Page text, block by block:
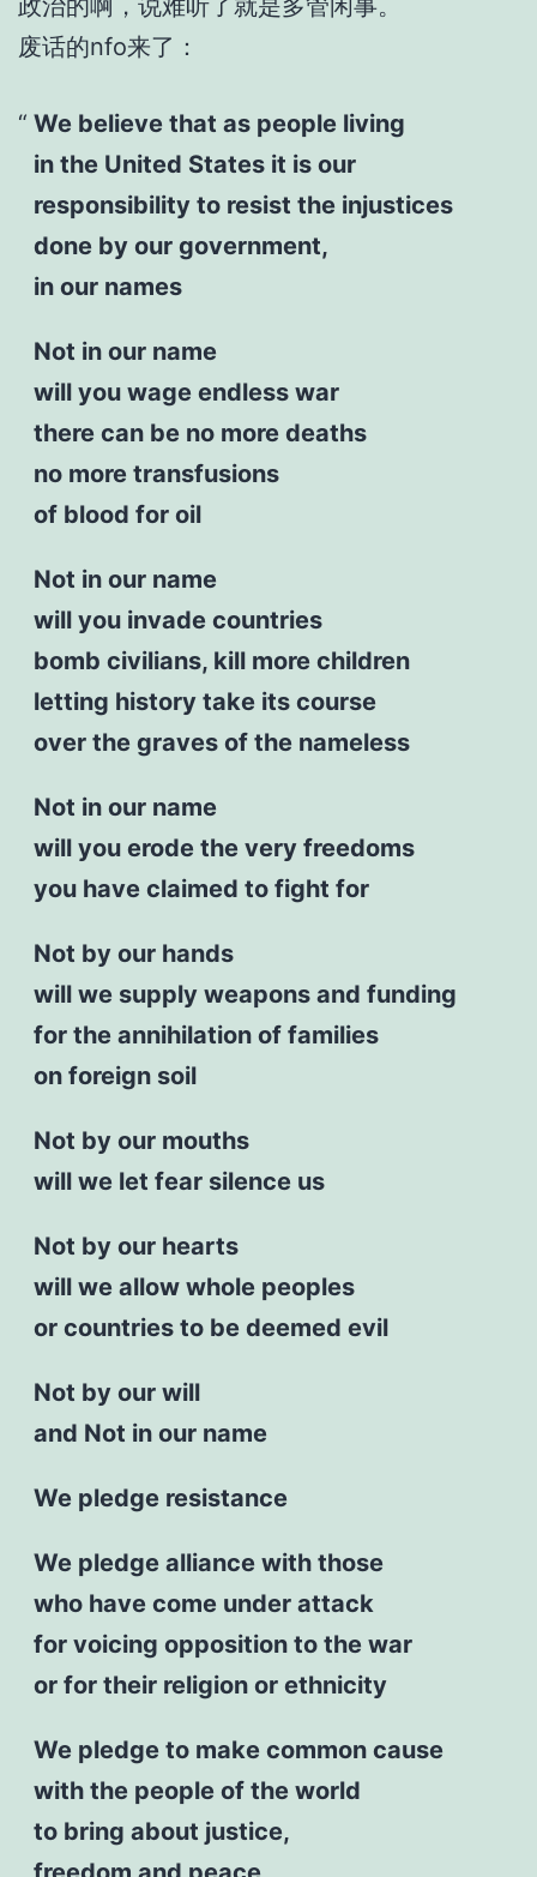
废话的nfo来了：
We believe that as people living
in the United States it is our
responsibility to resist the injustices
done by our government,
in our names
Not in our name
will you wage endless war
there can be no more deaths
no more transfusions
of blood for oil
Not in our name
will you invade countries
bomb civilians, kill more children
letting history take its course
over the graves of the nameless
Not in our name
will you erode the very freedoms
you have claimed to fight for
Not by our hands
will we supply weapons and funding
for the annihilation of families
on foreign soil
Not by our mouths
will we let fear silence us
Not by our hearts
will we allow whole peoples
or countries to be deemed evil
Not by our will
and Not in our name
We pledge resistance
We pledge alliance with those
who have come under attack
for voicing opposition to the war
or for their religion or ethnicity
We pledge to make common cause
with the people of the world
to bring about justice,